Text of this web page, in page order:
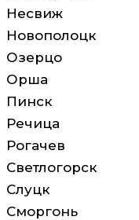
Несвиж
Новополоцк
Озерцо
Орша
Пинск
Речица
Рогачев
Светлогорск
Слуцк
Сморгонь